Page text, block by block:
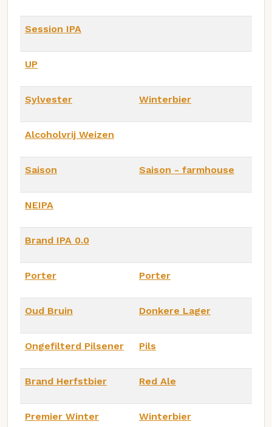
Session IPA
UP
Sylvester Winterbier
Alcoholvrij Weizen
Saison Saison - farmhouse
NEIPA
Brand IPA 0.0
Porter Porter
Oud Bruin Donkere Lager
Ongefilterd Pilsener Pils
Brand Herfstbier Red Ale
Premier Winter
Winterbier